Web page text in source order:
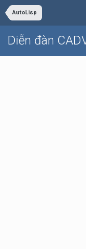
AutoLisp
Diễn đàn